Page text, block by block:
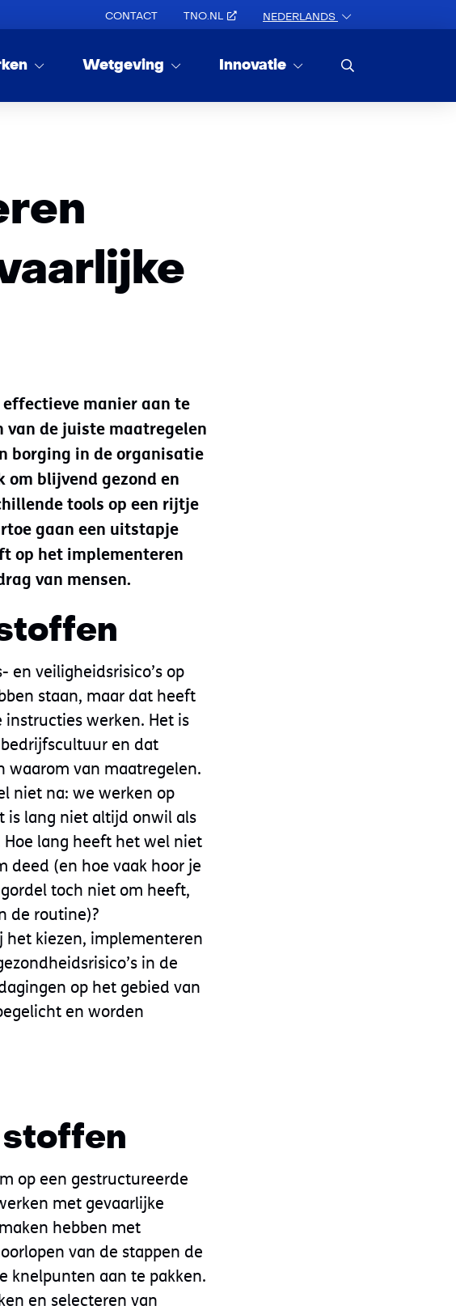
CONTACT TNO.NL NEDERLANDS
Wetgeving Innovatie
manier aan te
van de juiste maatregelen
borging in de organisatie
blijvend gezond en
tools op een rijtje
gaan een uitstapje
op het implementeren
van mensen.
en veiligheidsrisico’s op
staan, maar dat heeft
werken. Het is
en dat
waarom van maatregelen.
niet na: we werken op
is lang niet altijd onwil als
lang heeft het wel niet
deed (en hoe vaak hoor je
toch niet om heeft,
de routine)?
het kiezen, implementeren
in de
op het gebied van
en worden
op een gestructureerde
met gevaarlijke
hebben met
van de stappen de
knelpunten aan te pakken.
en selecteren van